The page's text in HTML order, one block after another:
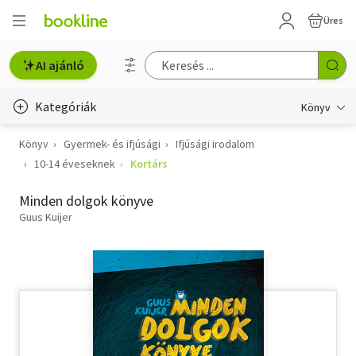
Üres
AI ajánló
Kategóriák Könyv
Életmód, egészség
Gyermek- és ifjúsági
Hobbi, szabadidő
Könyv Gyermek- és ifjúsági
Ifjúsági irodalom
10-14 éveseknek
Kortárs
Minden dolgok könyve
Guus Kuijer